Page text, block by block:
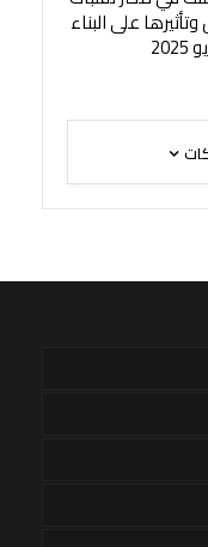
على البناء